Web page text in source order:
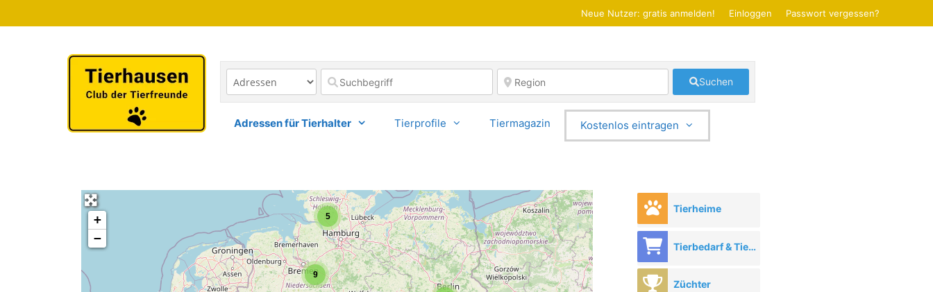
Inhalt
Neue Nutzer: gratis anmelden! Einloggen Passwort vergessen?
Suchen
Adressen für Tierhalter Tierprofile Tiermagazin Kostenlos eintragen
5
9
+
−
Tierheime
Tierbedarf & Tierhandel
Züchter